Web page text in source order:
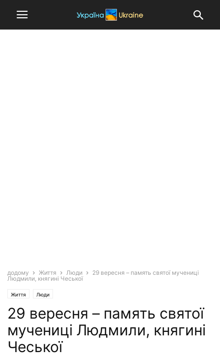
додому Життя Люди
29 вересня – память святої мучениці
Людмили, княгині Чеської
Життя Люди
29 вересня – память святої
мучениці Людмили, княгині
Чеської